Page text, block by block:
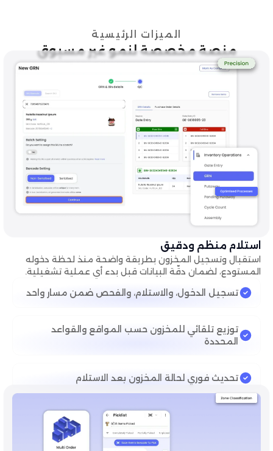
الميزات الرئيسية
منصة مخصصة لنمو غير مسبوق
استلام منظم ودقيق
استقبال وتسجيل المخزون بطريقة واضحة منذ لحظة دخوله
المستودع، لضمان دقّة البيانات قبل بدء أي عملية تشغيلية.
تسجيل الدخول، والاستلام، والفحص ضمن مسار واحد
توزيع تلقائي للمخزون حسب المواقع والقواعد
المحددة
تحديث فوري لحالة المخزون بعد الاستلام